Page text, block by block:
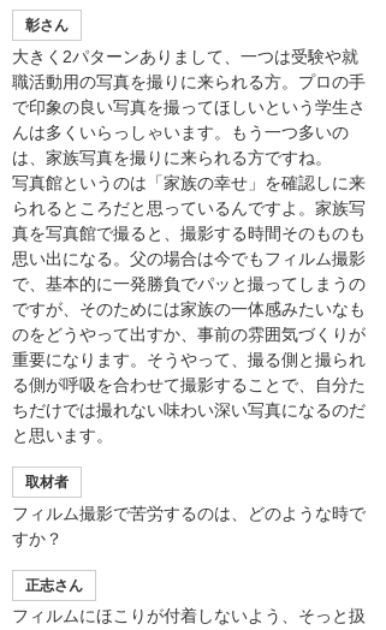
彰さん
大きく2パターンありまして、一つは受験や就
職活動用の写真を撮りに来られる方。プロの手
で印象の良い写真を撮ってほしいという学生さ
んは多くいらっしゃいます。もう一つ多いの
は、家族写真を撮りに来られる方ですね。
写真館というのは「家族の幸せ」を確認しに来
られるところだと思っているんですよ。家族写
真を写真館で撮ると、撮影する時間そのものも
思い出になる。父の場合は今でもフィルム撮影
で、基本的に一発勝負でパッと撮ってしまうの
ですが、そのためには家族の一体感みたいなも
のをどうやって出すか、事前の雰囲気づくりが
重要になります。そうやって、撮る側と撮られ
る側が呼吸を合わせて撮影することで、自分た
ちだけでは撮れない味わい深い写真になるのだ
と思います。
取材者
フィルム撮影で苦労するのは、どのような時で
すか？
正志さん
フィルムにほこりが付着しないよう、そっと扱